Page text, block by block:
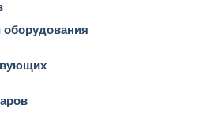
оборудования